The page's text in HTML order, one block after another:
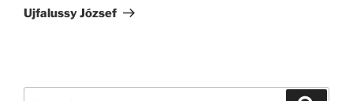
bejegyzés
Ujfalussy József